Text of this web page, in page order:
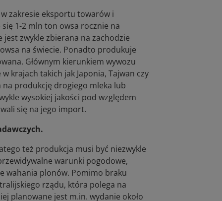
zakresie eksportu towarów i
1-2 mln ton owsa rocznie na
zwykle zbierana na zachodzie
na świecie. Ponadto produkuje
Głównym kierunkiem wywozu
krajach takich jak Japonia, Tajwan czy
na produkcję drogiego mleka lub
wysokiej jakości pod względem
się na jego import.
też produkcja musi być niezwykle
warunki pogodowe,
wahania plonów. Pomimo braku
rządu, która polega na
planowane jest m.in. wydanie około